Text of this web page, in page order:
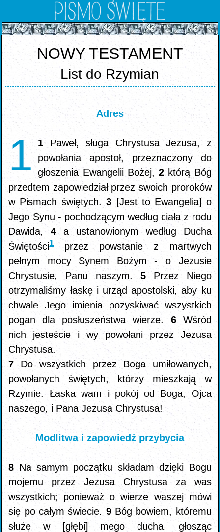
NOWY TESTAMENT
List do Rzymian
Adres
1 1 Paweł, sługa Chrystusa Jezusa, z
powołania apostoł, przeznaczony do
głoszenia Ewangelii Bożej,2 którą Bóg
przedtem zapowiedział przez swoich proroków
w Pismach świętych.3 [Jest to Ewangelia] o
Jego Synu - pochodzącym według ciała z rodu
Dawida,4a ustanowionym według Ducha
Świętości1przez powstanie z martwych
pełnym mocy Synem Bożym - o Jezusie
Chrystusie, Panu naszym. 5 Przez Niego
otrzymaliśmy łaskę i urząd apostolski, aby ku
chwale Jego imienia pozyskiwać wszystkich
pogan dla posłuszeństwa wierze. 6 Wśród
nich jesteście i wy powołani przez Jezusa
Chrystusa.
7 Do wszystkich przez Boga umiłowanych,
powołanych świętych, którzy mieszkają w
Rzymie: Łaska wam i pokój od Boga, Ojca
naszego, i Pana Jezusa Chrystusa!
Modlitwa i zapowiedź przybycia
8 Na samym początku składam dzięki Bogu
mojemu przez Jezusa Chrystusa za was
wszystkich; ponieważ o wierze waszej mówi
się po całym świecie. 9 Bóg bowiem, któremu
służę w [głębi] mego ducha, głosząc